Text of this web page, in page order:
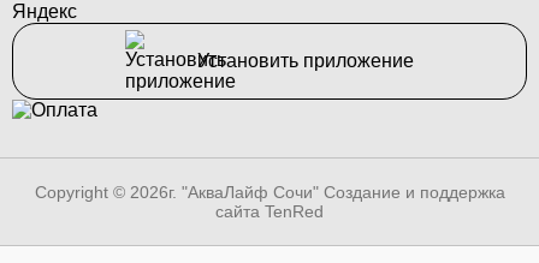
Яндекс
Установить приложение
Copyright © 2026г. "АкваЛайф Сочи" Создание и поддержка
сайта TenRed